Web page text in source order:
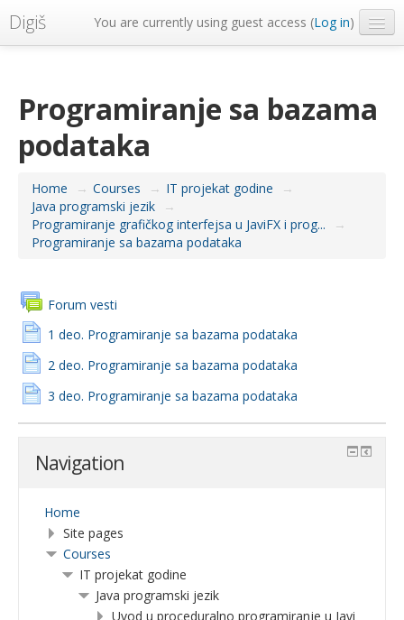
Digiš You are currently using guest access (Log in)
Programiranje sa bazama
podataka
Home → Courses → IT projekat godine
→
Java programski jezik
→
Programiranje grafičkog interfejsa u JaviFX i prog...
→
Programiranje sa bazama podataka
Forum vesti
1 deo. Programiranje sa bazama podataka
2 deo. Programiranje sa bazama podataka
3 deo. Programiranje sa bazama podataka
Navigation
Home
Site pages
Courses
IT projekat godine
Java programski jezik
Uvod u proceduralno programiranje u Javi